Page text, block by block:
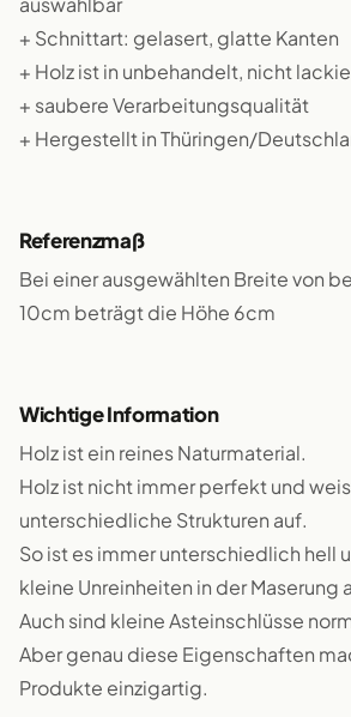
+ Schnittart: gelasert, glatte Kanten
+ Holz ist in unbehandelt, nicht
+ saubere Verarbeitungsqualität
+ Hergestellt in Thüringen/
Referenzmaß
Bei einer ausgewählten Breite von
10cm beträgt die Höhe 6cm
Wichtige Information
Holz ist ein reines Naturmaterial.
Holz ist nicht immer perfekt und
unterschiedliche Strukturen auf.
So ist es immer unterschiedlich hell
kleine Unreinheiten in der Maserung
Auch sind kleine Asteinschlüsse
Aber genau diese Eigenschaften
Produkte einzigartig.